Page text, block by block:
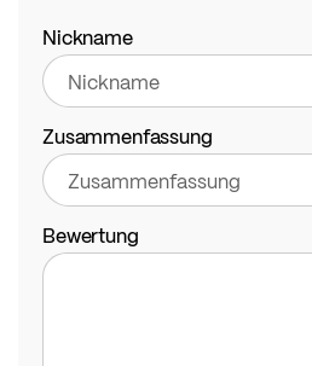
star
stars
stars
stars
stars
Nickname
Zusammenfassung
Bewertung